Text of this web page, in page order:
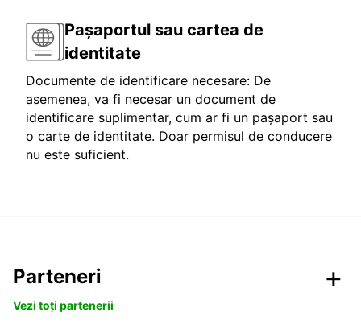
Pașaportul sau cartea de
identitate
Documente de identificare necesare: De
asemenea, va fi necesar un document de
identificare suplimentar, cum ar fi un pașaport sau
o carte de identitate. Doar permisul de conducere
nu este suficient.
Parteneri
Vezi toți partenerii